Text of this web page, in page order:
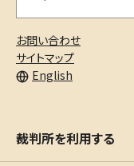
お問い合わせ
サイトマップ
English
内
検
索
裁判所を利用する